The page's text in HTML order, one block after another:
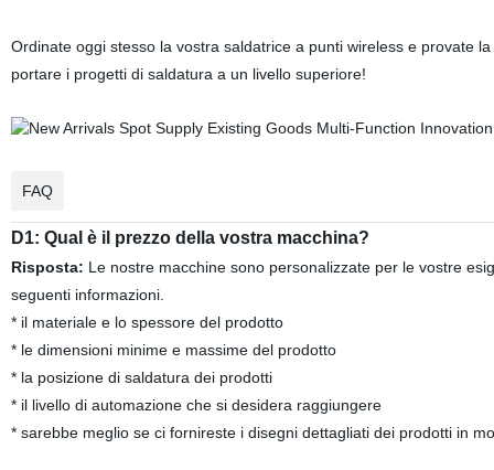
Ordinate oggi stesso la vostra saldatrice a punti wireless e provate
portare i progetti di saldatura a un livello superiore!
FAQ
D1: Qual è il prezzo della vostra macchina?
Risposta: Le nostre macchine sono personalizzate per le vostre
seguenti informazioni.
* il materiale e lo spessore del prodotto
* le dimensioni minime e massime del prodotto
* la posizione di saldatura dei prodotti
* il livello di automazione che si desidera raggiungere
* sarebbe meglio se ci fornireste i disegni dettagliati dei prodotti in